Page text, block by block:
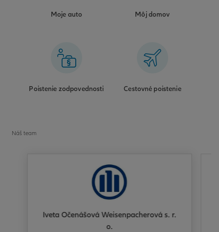
Moje auto Môj domov
Poistenie zodpovednosti Cestovné poistenie
Náš team
Iveta Očenášová Weisenpacherová s. r.
o.